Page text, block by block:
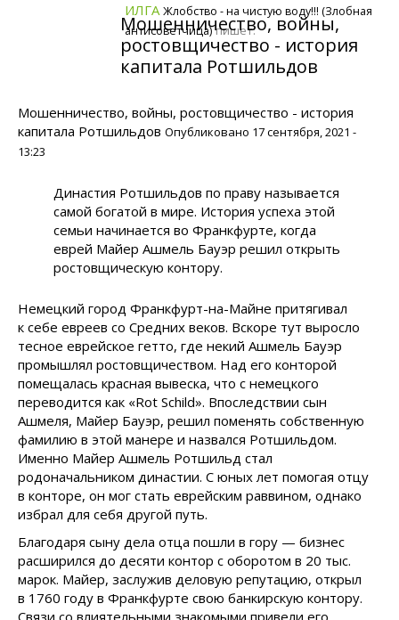
ИЛГА Жлобство - на чистую воду!!! (Злобная
антисоветчица) пишет:
Мошенничество, войны,
ростовщичество - история
капитала Ротшильдов
Мошенничество, войны, ростовщичество - история
капитала Ротшильдов Опубликовано 17 сентября, 2021 -
13:23
Династия Ротшильдов по праву называется
самой богатой в мире. История успеха этой
семьи начинается во Франкфурте, когда
еврей Майер Ашмель Бауэр решил открыть
ростовщическую контору.
Немецкий город Франкфурт-на-Майне притягивал
к себе евреев со Средних веков. Вскоре тут выросло
тесное еврейское гетто, где некий Ашмель Бауэр
промышлял ростовщичеством. Над его конторой
помещалась красная вывеска, что с немецкого
переводится как «Rot Schild». Впоследствии сын
Ашмеля, Майер Бауэр, решил поменять собственную
фамилию в этой манере и назвался Ротшильдом.
Именно Майер Ашмель Ротшильд стал
родоначальником династии. С юных лет помогая отцу
в конторе, он мог стать еврейским раввином, однако
избрал для себя другой путь.
Благодаря сыну дела отца пошли в гору — бизнес
расширился до десяти контор с оборотом в 20 тыс.
марок. Майер, заслужив деловую репутацию, открыл
в 1760 году в Франкфурте свою банкирскую контору.
Связи со влиятельными знакомыми привели его